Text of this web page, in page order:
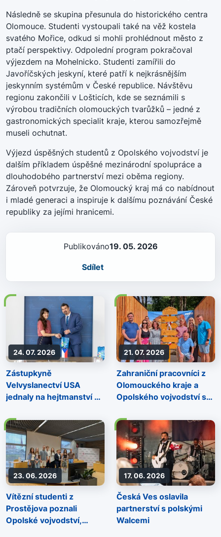
Následně se skupina přesunula do historického centra
Olomouce. Studenti vystoupali také na věž kostela
svatého Mořice, odkud si mohli prohlédnout město z
ptačí perspektivy. Odpolední program pokračoval
výjezdem na Mohelnicko. Studenti zamířili do
Javoříčských jeskyní, které patří k nejkrásnějším
jeskynním systémům v České republice. Návštěvu
regionu zakončili v Lošticích, kde se seznámili s
výrobou tradičních olomouckých tvarůžků – jedné z
gastronomických specialit kraje, kterou samozřejmě
museli ochutnat.
Výjezd úspěšných studentů z Opolského vojvodství je
dalším příkladem úspěšné mezinárodní spolupráce a
dlouhodobého partnerství mezi oběma regiony.
Zároveň potvrzuje, že Olomoucký kraj má co nabídnout
i mladé generaci a inspiruje k dalšímu poznávání České
republiky za jejími hranicemi.
Publikováno19. 05. 2026
Sdílet
24. 07. 2026
Zástupkyně
Velvyslanectví USA
jednaly na hejtmanství o
spolupráci
21. 07. 2026
Zahraniční pracovníci z
Olomouckého kraje a
Opolského vojvodství se
23. 06. 2026
Vítězní studenti z
Prostějova poznali
Opolské vojvodství,
17. 06. 2026
Česká Ves oslavila
partnerství s polskými
Walcemi